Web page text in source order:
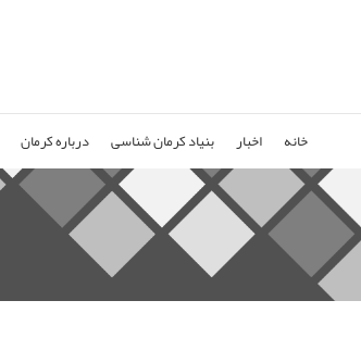
خانه اخبار بنیاد کرمان شناسی درباره کرمان